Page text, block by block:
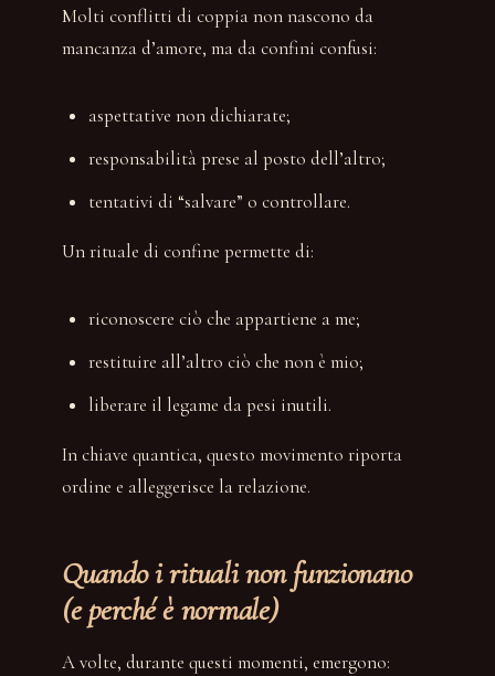
Molti conflitti di coppia non nascono da
mancanza d’amore, ma da confini confusi:
aspettative non dichiarate;
responsabilità prese al posto dell’altro;
tentativi di “salvare” o controllare.
Un rituale di confine permette di:
riconoscere ciò che appartiene a me;
restituire all’altro ciò che non è mio;
liberare il legame da pesi inutili.
In chiave quantica, questo movimento riporta
ordine e alleggerisce la relazione.
Quando i rituali non funzionano
(e perché è normale)
A volte, durante questi momenti, emergono: